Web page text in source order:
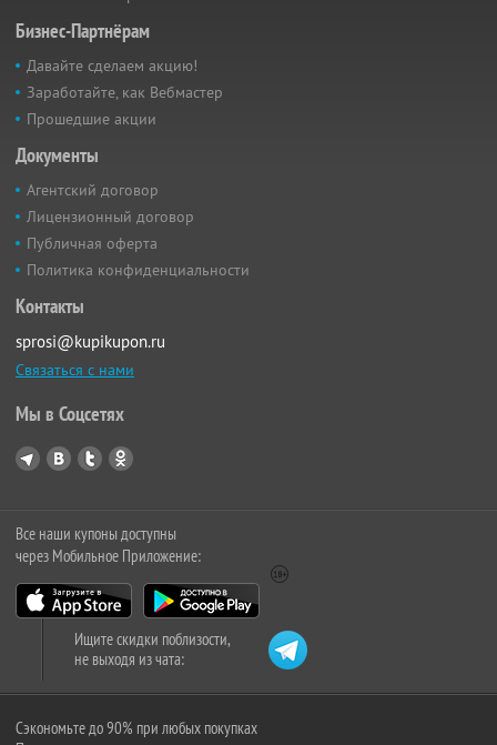
Бизнес-Партнёрам
Давайте сделаем акцию!
Заработайте, как Вебмастер
Прошедшие акции
Документы
Агентский договор
Лицензионный договор
Публичная оферта
Политика конфиденциальности
Контакты
sprosi@kupikupon.ru
Связаться с нами
Мы в Соцсетях
Все наши купоны доступны
через Мобильное Приложение:
Ищите скидки поблизости,
не выходя из чата:
Сэкономьте до 90% при любых покупках